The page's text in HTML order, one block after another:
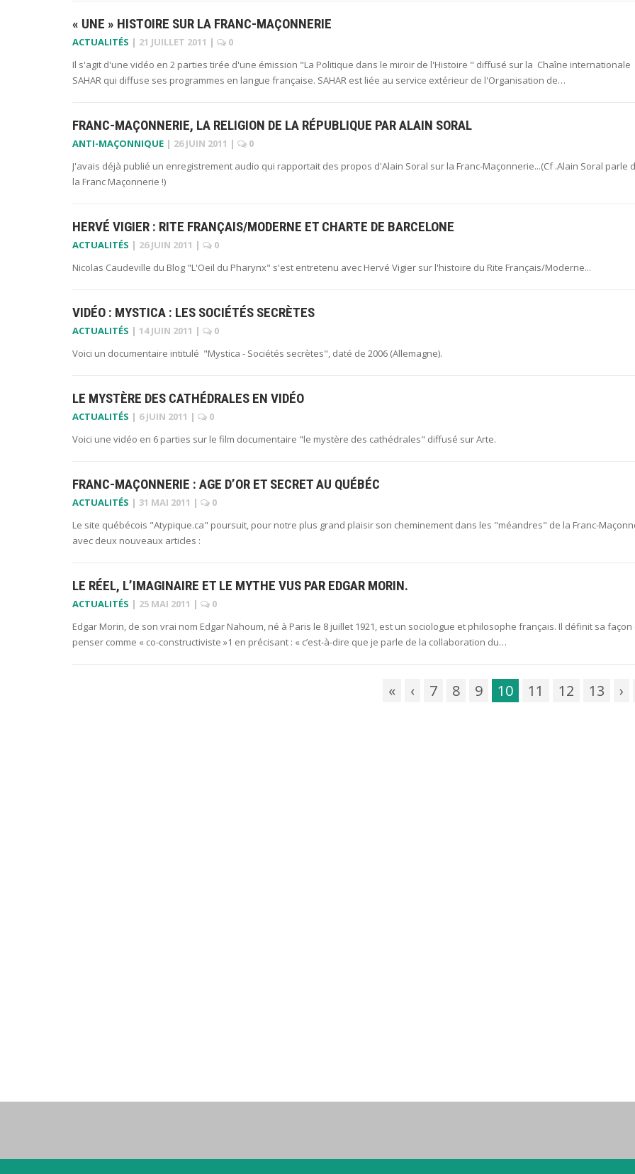
« UNE » HISTOIRE SUR LA FRANC-MAÇONNERIE
ACTUALITÉS | 21 JUILLET 2011 |
0
Il s'agit d'une vidéo en 2 parties tirée d'une émission "La Politique dans le miroir de l'Histoire " diffusé sur la Chaîne internationale
SAHAR qui diffuse ses programmes en langue française. SAHAR est liée au service extérieur de l'Organisation de…
FRANC-MAÇONNERIE, LA RELIGION DE LA RÉPUBLIQUE PAR ALAIN SORAL
ANTI-MAÇONNIQUE | 26 JUIN 2011 |
0
J'avais déjà publié un enregistrement audio qui rapportait des propos d'Alain Soral sur la Franc-Maçonnerie...(Cf .Alain Soral parle
la Franc Maçonnerie !)
HERVÉ VIGIER : RITE FRANÇAIS/MODERNE ET CHARTE DE BARCELONE
ACTUALITÉS | 26 JUIN 2011 |
0
Nicolas Caudeville du Blog "L'Oeil du Pharynx" s'est entretenu avec Hervé Vigier sur l'histoire du Rite Français/Moderne...
VIDÉO : MYSTICA : LES SOCIÉTÉS SECRÈTES
ACTUALITÉS | 14 JUIN 2011 |
0
Voici un documentaire intitulé "Mystica - Sociétés secrètes", daté de 2006 (Allemagne).
LE MYSTÈRE DES CATHÉDRALES EN VIDÉO
ACTUALITÉS | 6 JUIN 2011 |
0
Voici une vidéo en 6 parties sur le film documentaire "le mystère des cathédrales" diffusé sur Arte.
FRANC-MAÇONNERIE : AGE D’OR ET SECRET AU QUÉBÉC
ACTUALITÉS | 31 MAI 2011 |
0
Le site québécois "Atypique.ca" poursuit, pour notre plus grand plaisir son cheminement dans les "méandres" de la Franc-
avec deux nouveaux articles :
LE RÉEL, L’IMAGINAIRE ET LE MYTHE VUS PAR EDGAR MORIN.
ACTUALITÉS | 25 MAI 2011 |
0
Edgar Morin, de son vrai nom Edgar Nahoum, né à Paris le 8 juillet 1921, est un sociologue et philosophe français. Il définit sa façon
penser comme « co-constructiviste »1 en précisant : « c’est-à-dire que je parle de la collaboration du…
« ‹ 7 8 9 10 11 12 13 ›